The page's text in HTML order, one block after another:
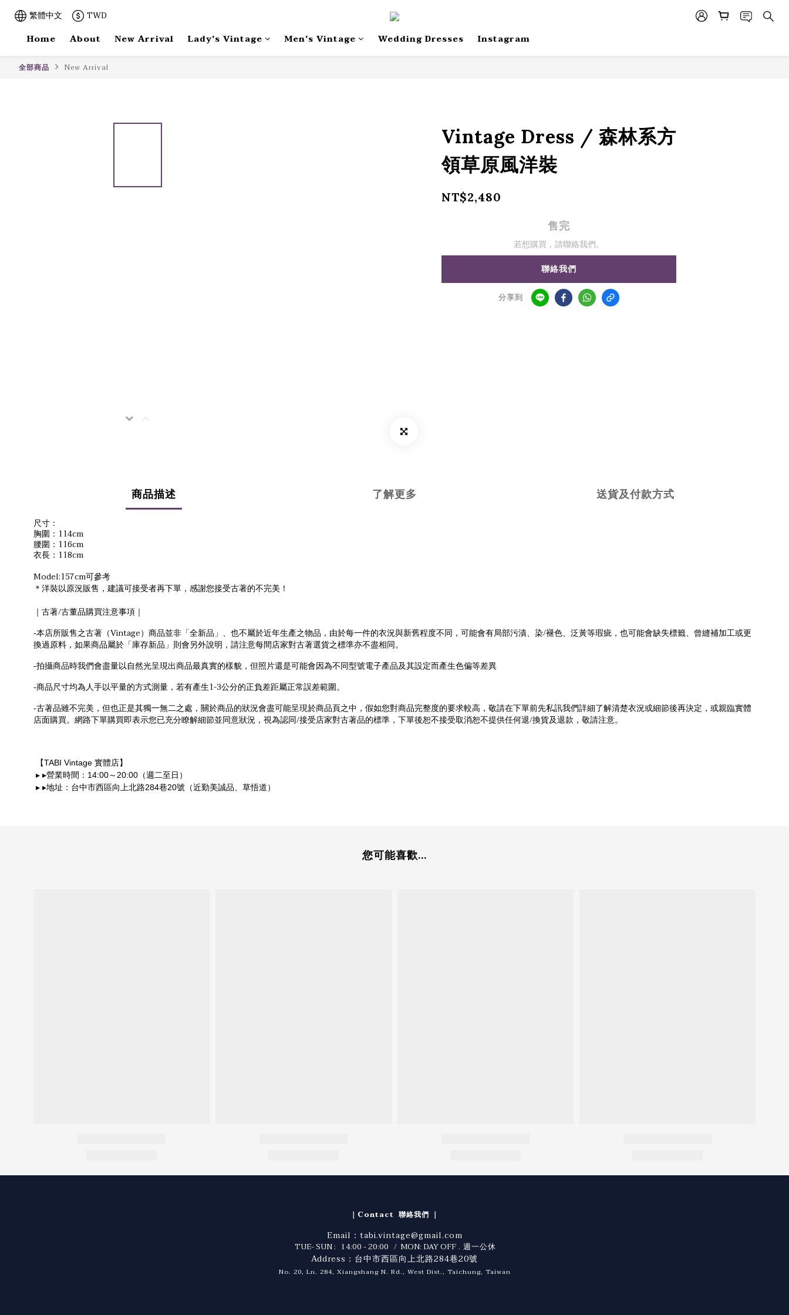
繁體中文
TWD
Home
About New Arrival Lady's Vintage Men's Vintage Wedding Dresses Instagram
全部商品 New Arrival
Vintage Dress / 森林系方
領草原風洋裝
NT$2,480
售完
若想購買，請聯絡我們。
聯絡我們
分享到
商品描述 了解更多 送貨及付款方式
尺寸：
胸圍： 114cm
腰圍： 116cm
衣長： 118cm
Model:157cm可參考
＊ 洋裝以原況販售，建議可接受者再下單，感謝您接受古著的不完美！
｜古著/古董品購買注意事項｜
-本店所販售之古著（Vintage ）商品並非「全新品」、也不屬於近年生產之物品，由於每一件的衣況與新舊程度不同，可能會有局部污漬、染/褪色、泛黃等瑕疵，也可能會缺失標籤、曾縫補加工或更
換過原料，如果商品屬於「庫存新品」則會另外說明，請注意每間店家對古著選貨之標準亦不盡相同。
-拍攝商品時我們會盡量以自然光呈現出商品最真實的樣貌，但照片還是可能會因為不同型號電子產品及其設定而產生色偏等差異
-商品尺寸均為人手以平量的方式測量，若有產生 1-3公分的正負差距屬正常誤差範圍。
-古著品雖不完美，但也正是其獨一無二之處，關於商品的狀況會盡可能呈現於商品頁之中，假如您對商品完整度的要求較高，敬請在下單前先私訊我們詳細了解清楚衣況或細節後再決定，或親臨實體
店面購買。網路下單購買即表示您已充分瞭解細節並同意狀況，視為認同 /接受店家對古著品的標準，下單後恕不接受取消恕不提供任何退/換貨及退款，敬請注意。
【TABI Vintage 實體店】
▸ ▸營業時間： 14:00 ～ 20:00 （週二至日）
▸ ▸地址：台中市西區向上北路284巷20號（近勤美誠品、草悟道）
您可能喜歡...
｜Contact 聯絡我們 ｜
Email：tabi.vintage@gmail.com
TUE- SUN : 14:00 - 20:00 / MON: DAY OFF . 週一公休
Address：台中市西區向上北路284巷20號
No. 20, Ln. 284, Xiangshang N. Rd., West Dist., Taichung, Taiwan